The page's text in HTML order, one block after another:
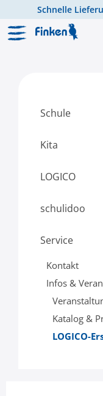
Zum Hauptinhalt
Schnelle
Schule
Kita
LOGICO
schulidoo
Service
Kontakt
Infos &
Katalog &
LOGICO-